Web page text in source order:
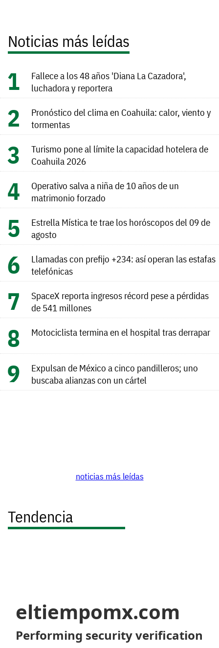
Noticias más leídas
Fallece a los 48 años 'Diana La Cazadora',
luchadora y reportera
Pronóstico del clima en Coahuila: calor, viento y
tormentas
Turismo pone al límite la capacidad hotelera de
Coahuila 2026
Operativo salva a niña de 10 años de un
matrimonio forzado
Estrella Mística te trae los horóscopos del 09 de
agosto
Llamadas con prefijo +234: así operan las estafas
telefónicas
SpaceX reporta ingresos récord pese a pérdidas
de 541 millones
Motociclista termina en el hospital tras derrapar
Expulsan de México a cinco pandilleros; uno
buscaba alianzas con un cártel
noticias más leídas
Tendencia